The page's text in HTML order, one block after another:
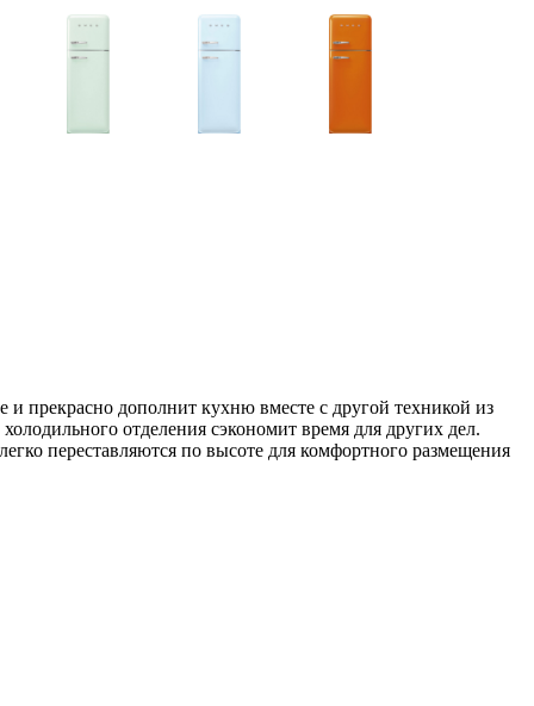
прекрасно дополнит кухню вместе с другой техникой из
отделения сэкономит время для других дел.
переставляются по высоте для комфортного размещения